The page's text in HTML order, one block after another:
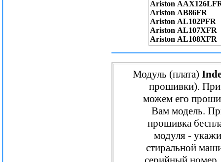
Модуль (плата)
прошивки).
можем его
Вам модель.
прошивка
модуля -
стиральной